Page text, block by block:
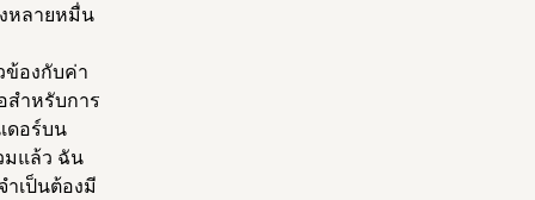
หลายหมื่น
ข้องกับค่า
สำหรับการ
ดอร์บน
มแล้ว ฉัน
ำเป็นต้องมี